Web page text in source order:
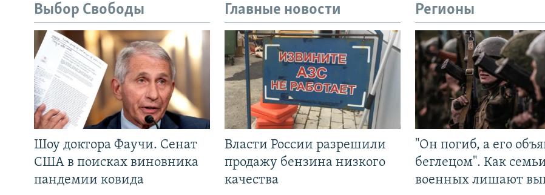
Выбор Свободы
Шоу доктора Фаучи. Сенат
США в поисках виновника
пандемии ковида
Главные новости
Власти России разрешили
продажу бензина низкого
качества
Регионы
"Он погиб, а его
беглецом". Как
военных лишают